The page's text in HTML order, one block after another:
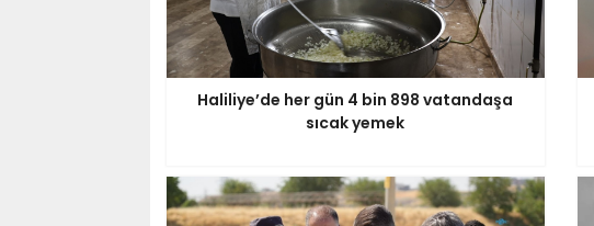
Haliliye’de her gün 4 bin 898 vatandaşa
sıcak yemek